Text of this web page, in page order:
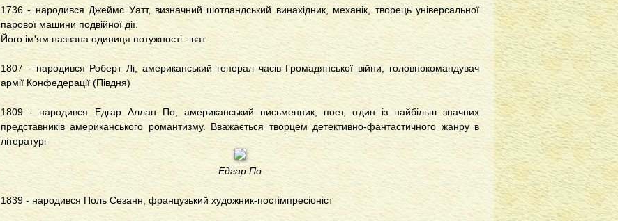
1736 - народився Джеймс Уатт, визначний шотландський винахідник, механік, творець універсальної
парової машини подвійної дії.
Його ім'ям названа одиниця потужності - ват
1807 - народився Роберт Лі, американський генерал часів Громадянської війни, головнокомандувач
армії Конфедерації (Півдня)
1809 - народився Едгар Аллан По, американський письменник, поет, один із найбільш значних
представників американського романтизму. Вважається творцем детективно-фантастичного жанру в
літературі
Едгар По
1839 - народився Поль Сезанн, французький художник-постімпресіоніст